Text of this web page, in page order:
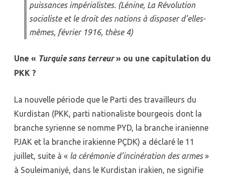
puissances impérialistes. (Lénine, La Révolution
socialiste et le droit des nations à disposer d’elles-
mêmes, février 1916, thèse 4)
Une « Turquie sans terreur» ou une capitulation du
PKK ?
La nouvelle période que le Parti des travailleurs du
Kurdistan (PKK, parti nationaliste bourgeois dont la
branche syrienne se nomme PYD, la branche iranienne
PJAK et la branche irakienne PÇDK) a déclaré le 11
juillet, suite à « la cérémonie d’incinération des armes»
à Souleimaniyé, dans le Kurdistan irakien, ne signifie